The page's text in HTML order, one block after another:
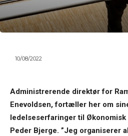
10/08/2022
Administrerende direktør for
Enevoldsen, fortæller her om
ledelseserfaringer til Økonomisk
Peder Bjerge. ”Jeg organiserer